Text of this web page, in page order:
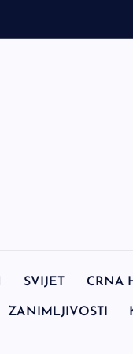
SVIJET CRNA
ZANIMLJIVOSTI